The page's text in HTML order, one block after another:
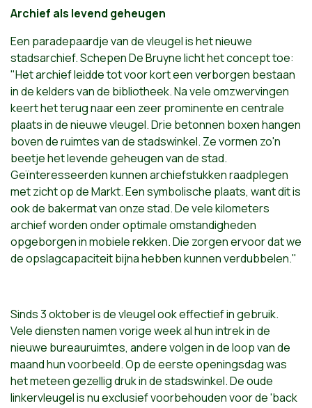
Archief als levend geheugen
Een paradepaardje van de vleugel is het nieuwe
stadsarchief. Schepen De Bruyne licht het concept toe:
"Het archief leidde tot voor kort een verborgen bestaan
in de kelders van de bibliotheek. Na vele omzwervingen
keert het terug naar een zeer prominente en centrale
plaats in de nieuwe vleugel. Drie betonnen boxen hangen
boven de ruimtes van de stadswinkel. Ze vormen zo'n
beetje het levende geheugen van de stad.
Geïnteresseerden kunnen archiefstukken raadplegen
met zicht op de Markt. Een symbolische plaats, want dit is
ook de bakermat van onze stad. De vele kilometers
archief worden onder optimale omstandigheden
opgeborgen in mobiele rekken. Die zorgen ervoor dat we
de opslagcapaciteit bijna hebben kunnen verdubbelen."
Sinds 3 oktober is de vleugel ook effectief in gebruik.
Vele diensten namen vorige week al hun intrek in de
nieuwe bureauruimtes, andere volgen in de loop van de
maand hun voorbeeld. Op de eerste openingsdag was
het meteen gezellig druk in de stadswinkel. De oude
linkervleugel is nu exclusief voorbehouden voor de 'back